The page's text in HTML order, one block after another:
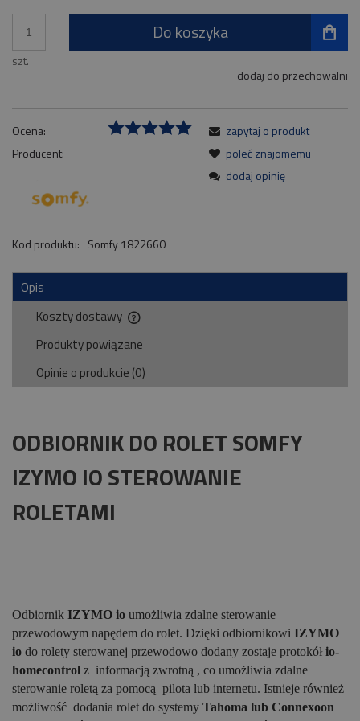
szt.
Do koszyka
dodaj do przechowalni
Ocena:
Producent:
Kod produktu: Somfy 1822660
zapytaj o produkt
poleć znajomemu
dodaj opinię
Opis
Koszty dostawy
Cena nie zawiera ewentualnych kosztów płatności
Produkty powiązane
Opinie o produkcie (0)
ODBIORNIK DO ROLET SOMFY
IZYMO IO STEROWANIE
ROLETAMI
Odbiornik IZYMO io umożliwia zdalne sterowanie
przewodowym napędem do rolet. Dzięki odbiornikowi IZYMO
io do rolety sterowanej przewodowo dodany zostaje protokółio-
homecontrol z informacją zwrotną , co umożliwia zdalne
sterowanie roletą za pomocą pilota lub internetu. Istnieje również
możliwość dodania rolet do systemy Tahoma lub Connexoon